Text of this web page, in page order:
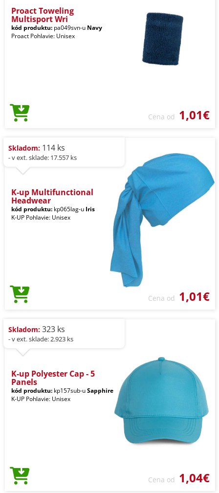
Proact Toweling
Multisport Wri
kód produktu: pa049svn-u Navy
Proact Pohlavie: Unisex
Cena od 1,01€
Skladom: 114 ks
- v ext. sklade: 17.557 ks
K-up Multifunctional
Headwear
kód produktu: kp065lag-u Iris
K-UP Pohlavie: Unisex
Cena od 1,01€
Skladom: 323 ks
- v ext. sklade: 2.923 ks
K-up Polyester Cap - 5
Panels
kód produktu: kp157sub-uSapphire
K-UP Pohlavie: Unisex
Cena od 1,04€